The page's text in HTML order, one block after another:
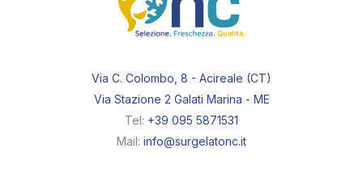
Via C. Colombo, 8 - Acireale (CT)
Via Stazione 2 Galati Marina - ME
Tel: +39 095 5871531
Mail: info@surgelatonc.it